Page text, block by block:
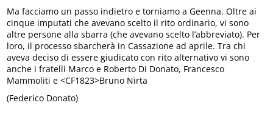
Ma facciamo un passo indietro e torniamo a Geenna. Oltre ai
cinque imputati che avevano scelto il rito ordinario, vi sono
altre persone alla sbarra (che avevano scelto l’abbreviato). Per
loro, il processo sbarcherà in Cassazione ad aprile. Tra chi
aveva deciso di essere giudicato con rito alternativo vi sono
anche i fratelli Marco e Roberto Di Donato, Francesco
Mammoliti e <CF1823>Bruno Nirta
(Federico Donato)